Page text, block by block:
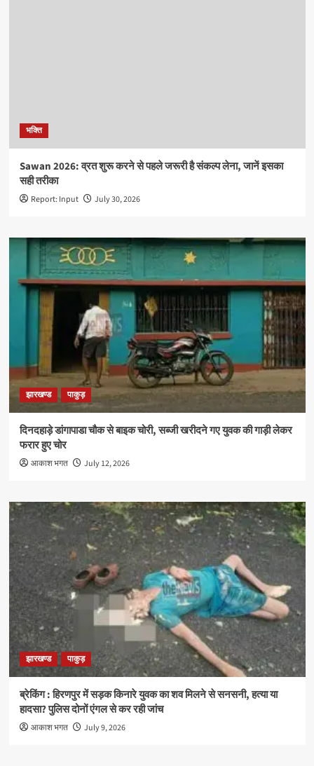
भक्ति
Sawan 2026: व्रत शुरू करने से पहले जरूरी है संकल्प लेना, जानें इसका
सही तरीका
Report: Input July 30, 2026
झारखण्ड पाकुड़
दिनदहाड़े डांगापाडा चौक से बाइक चोरी, सब्जी खरीदने गए युवक की गाड़ी लेकर
फरार हुए चोर
आकाश भगत July 12, 2026
झारखण्ड पाकुड़
ब्रेकिंग : हिरणपुर में सड़क किनारे युवक का शव मिलने से सनसनी, हत्या या
हादसा? पुलिस दोनों एंगल से कर रही जांच
आकाश भगत July 9, 2026